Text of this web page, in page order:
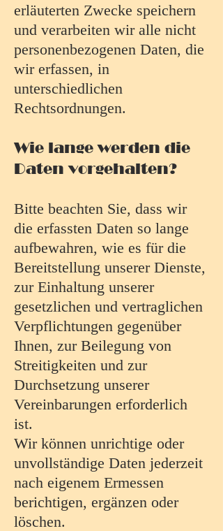
erläuterten Zwecke speichern
und verarbeiten wir alle nicht
personenbezogenen Daten, die
wir erfassen, in
unterschiedlichen
Rechtsordnungen.
Wie lange werden die
Daten vorgehalten?
Bitte beachten Sie, dass wir
die erfassten Daten so lange
aufbewahren, wie es für die
Bereitstellung unserer Dienste,
zur Einhaltung unserer
gesetzlichen und vertraglichen
Verpflichtungen gegenüber
Ihnen, zur Beilegung von
Streitigkeiten und zur
Durchsetzung unserer
Vereinbarungen erforderlich
ist.
Wir können unrichtige oder
unvollständige Daten jederzeit
nach eigenem Ermessen
berichtigen, ergänzen oder
löschen.